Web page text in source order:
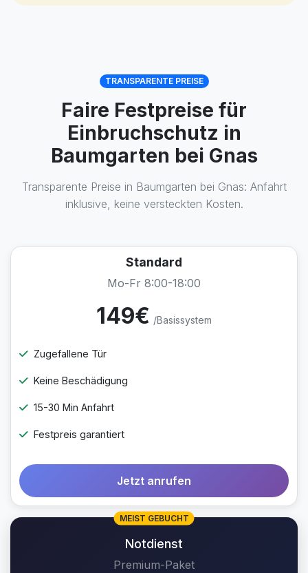
TRANSPARENTE PREISE
Faire Festpreise für
Einbruchschutz in
Baumgarten bei Gnas
Transparente Preise in Baumgarten bei Gnas: Anfahrt
inklusive, keine versteckten Kosten.
Standard
Mo-Fr 8:00-18:00
149€ /Basissystem
Zugefallene Tür
Keine Beschädigung
15-30 Min Anfahrt
Festpreis garantiert
Jetzt anrufen
MEIST GEBUCHT
Notdienst
Premium-Paket